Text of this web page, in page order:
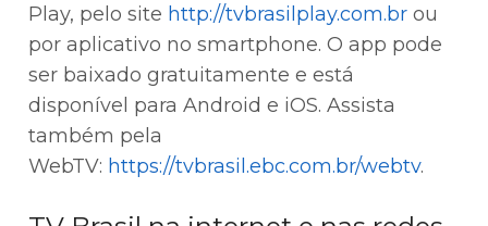
Play, pelo site http://tvbrasilplay.com.br ou
por aplicativo no smartphone. O app pode
ser baixado gratuitamente e está
disponível para Android e iOS. Assista
também pela
WebTV: https://tvbrasil.ebc.com.br/webtv.